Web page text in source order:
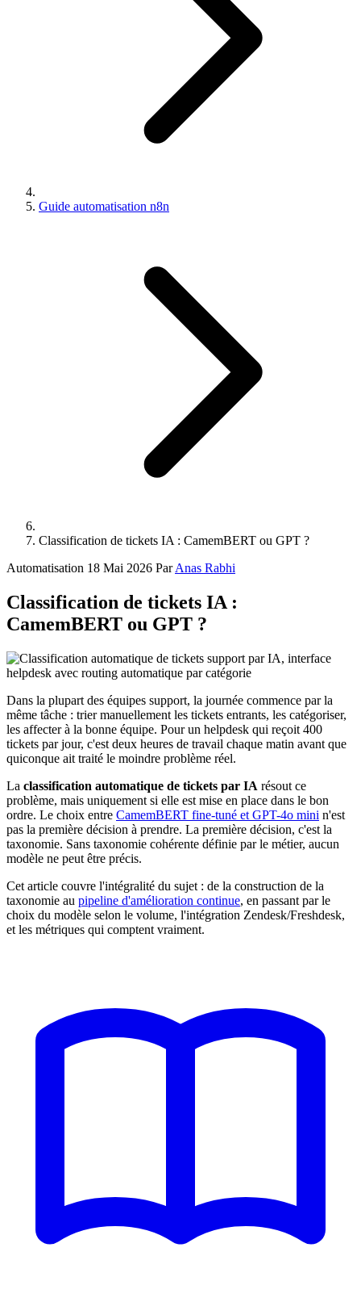
Guide automatisation n8n
Classification de tickets IA : CamemBERT ou GPT ?
Automatisation 18 Mai 2026 ParAnas Rabhi
Classification de tickets IA :
CamemBERT ou GPT ?
Dans la plupart des équipes support, la journée commence par la
même tâche : trier manuellement les tickets entrants, les catégoriser,
les affecter à la bonne équipe. Pour un helpdesk qui reçoit 400
tickets par jour, c'est deux heures de travail chaque matin avant que
quiconque ait traité le moindre problème réel.
La classification automatique de tickets par IA résout ce
problème, mais uniquement si elle est mise en place dans le bon
ordre. Le choix entre CamemBERT fine-tuné et GPT-4o mini n'est
pas la première décision à prendre. La première décision, c'est la
taxonomie. Sans taxonomie cohérente définie par le métier, aucun
modèle ne peut être précis.
Cet article couvre l'intégralité du sujet : de la construction de la
taxonomie au pipeline d'amélioration continue, en passant par le
choix du modèle selon le volume, l'intégration Zendesk/Freshdesk,
et les métriques qui comptent vraiment.